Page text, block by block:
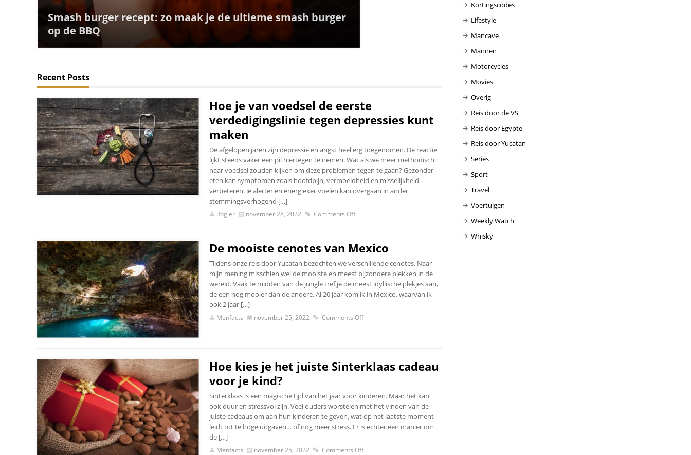
Smash burger recept: zo maak je de ultieme smash burger
op de BBQ
Recent Posts
Hoe je van voedsel de eerste
verdedigingslinie tegen depressies kunt
maken
De afgelopen jaren zijn depressie en angst heel erg toegenomen. De reactie
lijkt steeds vaker een pil hiertegen te nemen. Wat als we meer methodisch
naar voedsel zouden kijken om deze problemen tegen te gaan? Gezonder
eten kan symptomen zoals hoofdpijn, vermoeidheid en misselijkheid
verbeteren. Je alerter en energieker voelen kan overgaan in ander
stemmingsverhogend […]
Rogier november 28, 2022 Comments Off
De mooiste cenotes van Mexico
Tijdens onze reis door Yucatan bezochten we verschillende cenotes. Naar
mijn mening misschien wel de mooiste en meest bijzondere plekken in de
wereld. Vaak te midden van de jungle tref je de meest idyllische plekjes aan,
de een nog mooier dan de andere. Al 20 jaar kom ik in Mexico, waarvan ik
ook 2 jaar […]
Menfacts november 25, 2022 Comments Off
Hoe kies je het juiste Sinterklaas cadeau
voor je kind?
Sinterklaas is een magische tijd van het jaar voor kinderen. Maar het kan
ook duur en stressvol zijn. Veel ouders worstelen met het vinden van de
juiste cadeaus om aan hun kinderen te geven, wat op het laatste moment
leidt tot te hoge uitgaven… of nog meer stress. Er is echter een manier om
de […]
Menfacts november 25, 2022 Comments Off
Kortingscodes
Lifestyle
Mancave
Mannen
Motorcycles
Movies
Overig
Reis door de VS
Reis door Egypte
Reis door Yucatan
Series
Sport
Travel
Voertuigen
Weekly Watch
Whisky